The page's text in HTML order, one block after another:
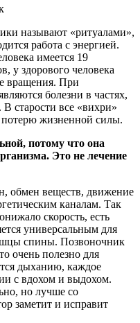
называют «ритуалами»,
работа с энергией.
имеется 19
у здорового человека
вращения. При
болезни в частях,
старости все «вихри»
потерю жизненной силы.
потому что она
Это не лечение
обмен веществ, движение
каналам. Так
скорость, есть
универсальным для
спины. Позвоночник
очень полезно для
дыханию, каждое
с вдохом и выдохом.
но лучше со
заметит и исправит